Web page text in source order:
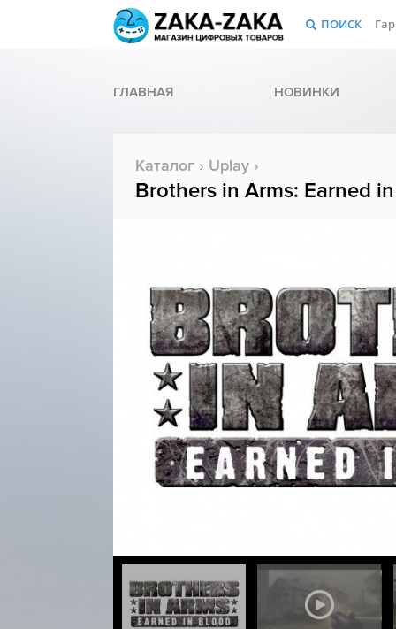
ПОИСК
ГЛАВНАЯ НОВИНКИ
Каталог › Uplay ›
Brothers in Arms: Earned